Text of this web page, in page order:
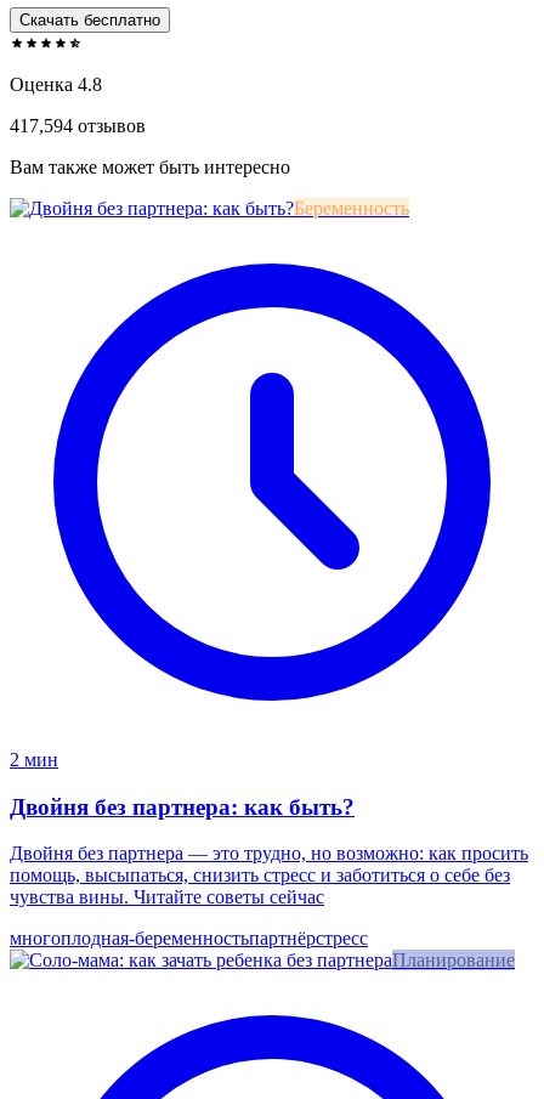
Скачать бесплатно
Оценка 4.8
417,594 отзывов
Вам также может быть интересно
Беременность
2 мин
Двойня без партнера: как быть?
Двойня без партнера — это трудно, но возможно: как просить
помощь, высыпаться, снизить стресс и заботиться о себе без
чувства вины. Читайте советы сейчас
многоплодная-беременностьпартнёрстресс
Планирование